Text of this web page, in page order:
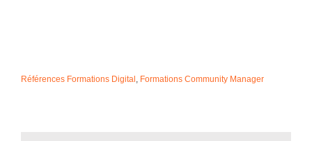
Références Formations Digital , Formations Community Manager